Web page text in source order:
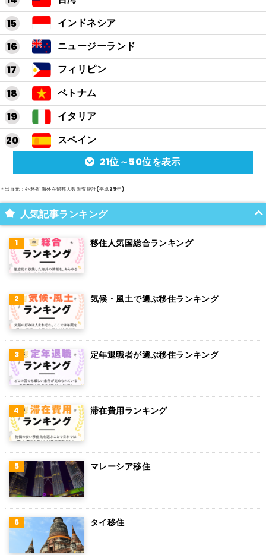
インドネシア
ニュージーランド
フィリピン
ベトナム
イタリア
スペイン
アルゼンチン
メキシコ
スイス
オランダ
グアム
パラグアイ
アラブ首長国連邦
スウェーデン
ペルー
ボリビア
カンボジア
オーストリア
ロシア
ミャンマー
アイルランド
21位～50位を表示
＊出展元：外務省 海外在留邦人数調査統計(平成29年)
人気記事ランキング
移住人気国総合ランキング
気候・風土で選ぶ移住ランキング
定年退職者が選ぶ移住ランキング
滞在費用ランキング
マレーシア移住
タイ移住